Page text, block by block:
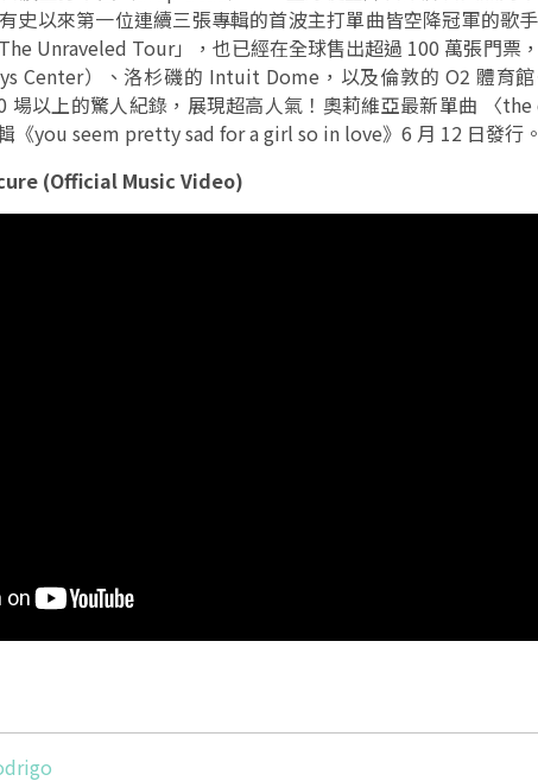
史以來第一位連續三張專輯的首波主打單曲皆空降冠軍的歌
Unraveled Tour」，也已經在全球售出超過 100 萬張門票
Center）、洛杉磯的 Intuit Dome，以及倫敦的 O2 體育
場以上的驚人紀錄，展現超高人氣！奧莉維亞最新單曲 〈
《you seem pretty sad for a girl so in love》6 月 12 日發行。
(Official Music Video)